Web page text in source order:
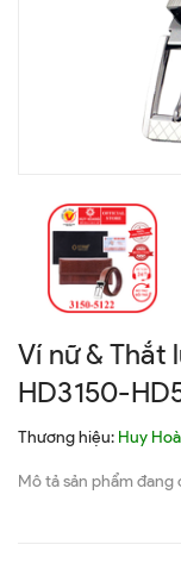
Ví nữ & Thắt
HD3150-
Thương hiệu: Huy
Mô tả sản phẩm đang